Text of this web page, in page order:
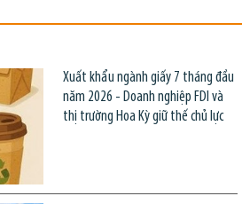
Xuất khẩu ngành giấy 7 tháng đầu
năm 2026 - Doanh nghiệp FDI và
thị trường Hoa Kỳ giữ thế chủ lực